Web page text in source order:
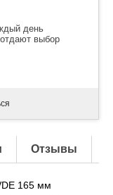
день
выбор
Отзывы
165 мм